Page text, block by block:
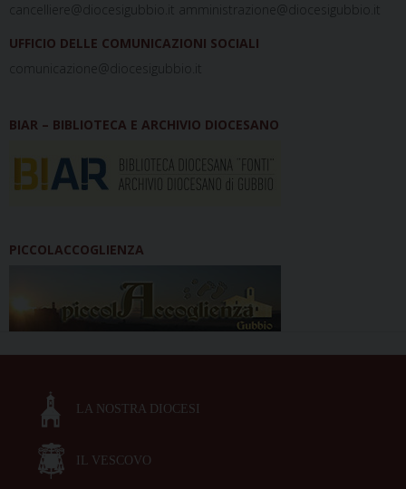
cancelliere@diocesigubbio.it amministrazione@diocesigubbio.it
UFFICIO DELLE COMUNICAZIONI SOCIALI
comunicazione@diocesigubbio.it
BIAR – BIBLIOTECA E ARCHIVIO DIOCESANO
PICCOLACCOGLIENZA
LA NOSTRA DIOCESI
IL VESCOVO